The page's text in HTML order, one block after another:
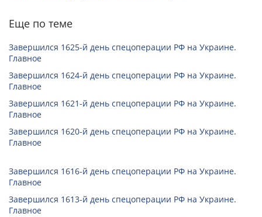
Еще по теме
Завершился 1625-й день спецоперации РФ на Украине.
Главное
Завершился 1624-й день спецоперации РФ на Украине.
Главное
Завершился 1621-й день спецоперации РФ на Украине.
Главное
Завершился 1620-й день спецоперации РФ на Украине.
Главное
Завершился 1616-й день спецоперации РФ на Украине.
Главное
Завершился 1613-й день спецоперации РФ на Украине.
Главное